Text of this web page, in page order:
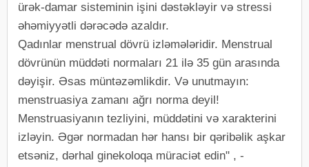
ürək-damar sisteminin işini dəstəkləyir və stressi
əhəmiyyətli dərəcədə azaldır.
Qadınlar menstrual dövrü izləmələridir. Menstrual
dövrünün müddəti normaları 21 ilə 35 gün arasında
dəyişir. Əsas müntəzəmlikdir. Və unutmayın:
menstruasiya zamanı ağrı norma deyil!
Menstruasiyanın tezliyini, müddətini və xarakterini
izləyin. Əgər normadan hər hansı bir qəribəlik aşkar
etsəniz, dərhal ginekoloqa müraciət edin" , -